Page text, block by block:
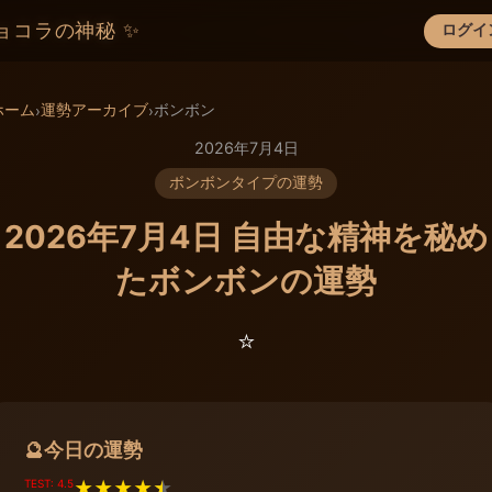
コラの神秘 ✨ ログイ
×
ーム›運勢アーカイブ›ボンボン
2026年7月4日
ボンボンタイプの運勢
2026年7月4日 自由な精神を秘め
たボンボンの運勢
⭐️
🔮今日の運勢
TEST: 4.5